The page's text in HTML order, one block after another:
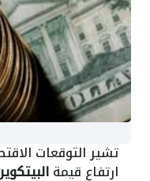
تشير التوقعات
ارتفاع قيمة